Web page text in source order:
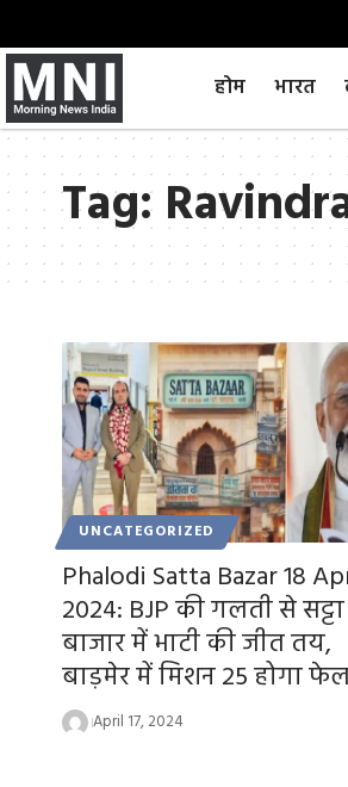
होम भारत
Tag:
UNCATEGORIZED
Phalodi Satta Bazar 18
2024: BJP की गलती से सट्टा
बाजार में भाटी की जीत तय,
बाड़मेर में मिशन 25 होगा
April 17, 2024